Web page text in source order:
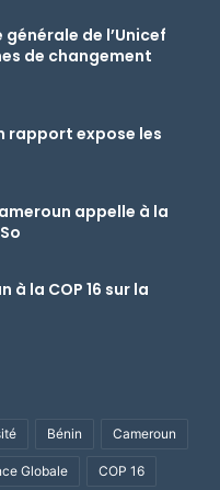
générale de l’Unicef
de changement
rapport expose les
appelle à la
à la COP 16 sur la
Bénin Cameroun
Globale COP 16